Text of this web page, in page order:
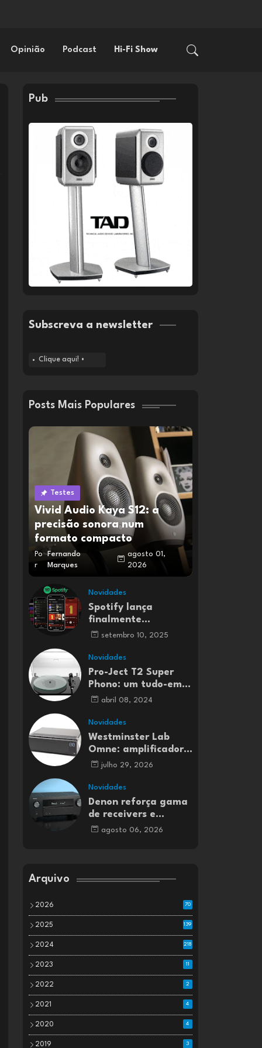
Opinião Podcast Hi-Fi Show
Pub
Subscreva a newsletter
Clique aqui! •
Posts Mais Populares
Testes
Vivid Audio Kaya S12: a
precisão sonora num
formato compacto
Po
r
Fernando
Marques
agosto 01,
2026
Novidades
Spotify lança
finalmente
streaming de música
e em mais 50 países
setembro 10, 2025
Novidades
Pro-Ject T2 Super
Phono: um tudo-em-
um para entusiastas
abril 08, 2024
Novidades
Westminster Lab
Omne: amplificador
integrado Classe A
julho 29, 2026
Novidades
Denon reforça gama
de receivers e
amplificadores AV
agosto 06, 2026
Arquivo
2026 70
2025 139
2024 218
2023 11
2022 2
2021 4
2020 4
2019 3